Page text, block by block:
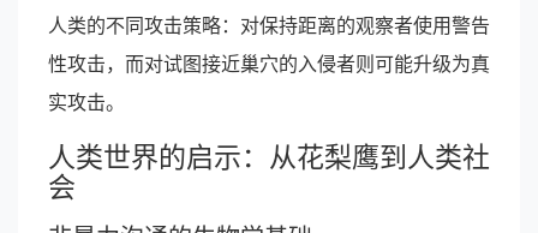
人类的不同攻击策略：对保持距离的观察者使用警告
性攻击，而对试图接近巢穴的入侵者则可能升级为真
实攻击。
人类世界的启示：从花梨鹰到人类社
会